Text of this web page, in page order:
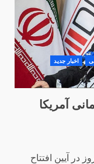
اخبار جدید
آمریکا
در آیین افتتاح